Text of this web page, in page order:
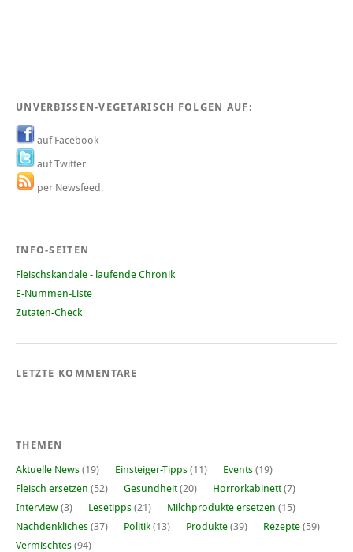
UNVERBISSEN-VEGETARISCH FOLGEN AUF:
auf Facebook
auf Twitter
per Newsfeed.
INFO-SEITEN
Fleischskandale - laufende Chronik
E-Nummen-Liste
Zutaten-Check
LETZTE KOMMENTARE
THEMEN
Aktuelle News (19) Einsteiger-Tipps (11) Events (19)
Fleisch ersetzen (52) Gesundheit(20) Horrorkabinett(7)
Interview (3) Lesetipps (21) Milchprodukte ersetzen (15)
Nachdenkliches (37) Politik(13) Produkte (39) Rezepte (59)
Vermischtes (94)